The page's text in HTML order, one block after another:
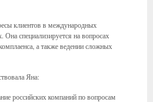
клиентов в международных
специализируется на вопросах
а также ведении сложных
Яна:
российских компаний по вопросам